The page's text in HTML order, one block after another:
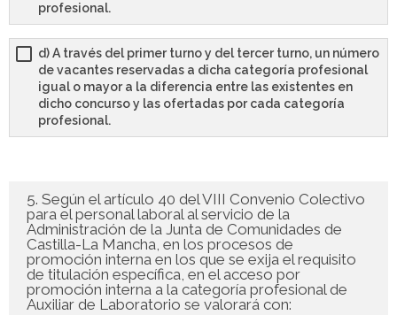
profesional.
d) A través del primer turno y del tercer turno, un número
de vacantes reservadas a dicha categoría profesional
igual o mayor a la diferencia entre las existentes en
dicho concurso y las ofertadas por cada categoría
profesional.
5. Según el artículo 40 del VIII Convenio Colectivo
para el personal laboral al servicio de la
Administración de la Junta de Comunidades de
Castilla-La Mancha, en los procesos de
promoción interna en los que se exija el requisito
de titulación específica, en el acceso por
promoción interna a la categoría profesional de
Auxiliar de Laboratorio se valorará con: